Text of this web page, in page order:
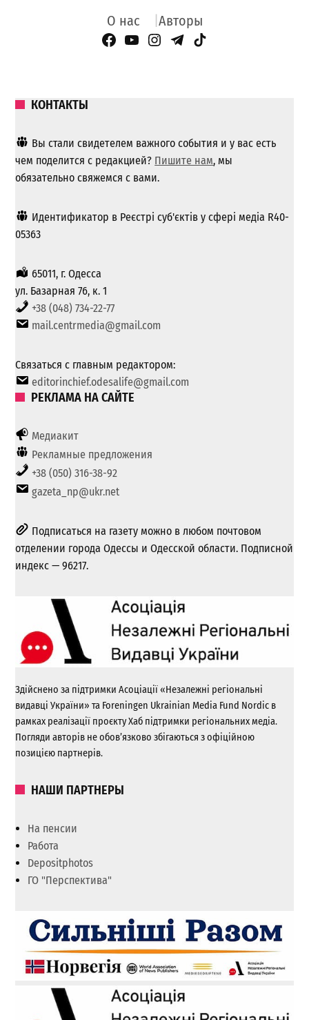
О нас Авторы
Facebook Page
YouTube
Instagram
Telegram
TikTok
КОНТАКТЫ
Вы стали свидетелем важного события и у вас есть
чем поделится с редакцией? Пишите нам, мы
обязательно свяжемся с вами.
Идентификатор в Реєстрі суб'єктів у сфері медіа R40-
05363
65011, г. Одесса
ул. Базарная 76, к. 1
+38 (048) 734-22-77
mail.centrmedia@gmail.com
Связаться с главным редактором:
editorinchief.odesalife@gmail.com
РЕКЛАМА НА САЙТЕ
Медиакит
Рекламные предложения
+38 (050) 316-38-92
gazeta_np@ukr.net
Подписаться на газету можно в любом почтовом
отделении города Одессы и Одесской области. Подписной
индекс — 96217.
Здійснено за підтримки Асоціації «Незалежні регіональні
видавці України» та Foreningen Ukrainian Media Fund Nordic в
рамках реалізації проєкту Хаб підтримки регіональних медіа.
Погляди авторів не обов’язково збігаються з офіційною
позицією партнерів.
НАШИ ПАРТНЕРЫ
На пенсии
Работа
Depositphotos
ГО "Перспектива"